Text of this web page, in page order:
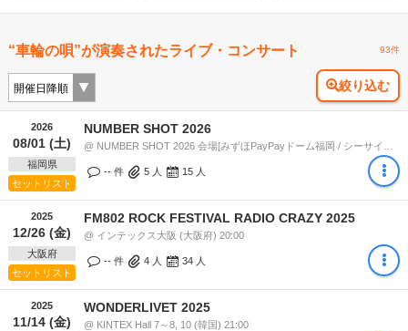
“車輪の唄”が演奏されたライブ・コンサート 93件
絞り込む
2026
08/01 (土)
福岡県
セットリスト
NUMBER SHOT 2026
-- 件 5 人 15 人
2025
12/26 (金)
大阪府
セットリスト
FM802 ROCK FESTIVAL RADIO CRAZY 2025
@ インテックス大阪 (大阪府) 20:00
-- 件 4 人 34 人
2025
11/14 (金)
WONDERLIVET 2025
@ KINTEX Hall 7～8, 10 (韓国) 21:00